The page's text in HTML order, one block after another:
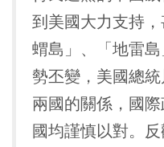
到美國大力支持
蝟島」、「地雷
勢丕變，美國總
兩國的關係，國
國均謹慎以對。